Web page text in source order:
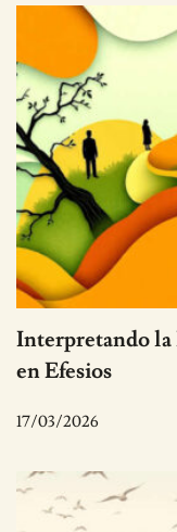
Interpretando la
en Efesios
17/03/2026